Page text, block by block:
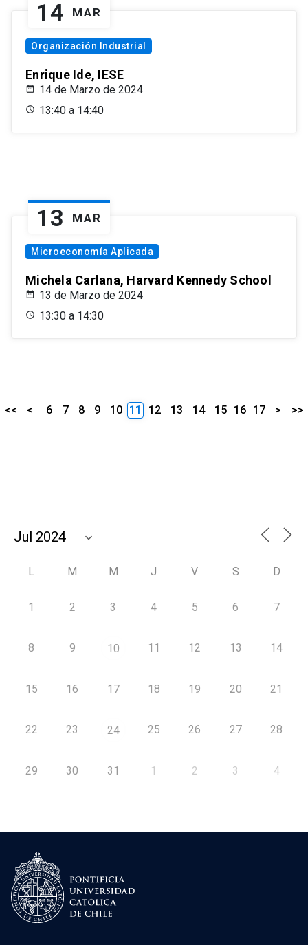
14 MAR
Organización Industrial
Enrique Ide, IESE
14 de Marzo de 2024
13:40 a 14:40
13 MAR
Microeconomía Aplicada
Michela Carlana, Harvard Kennedy School
13 de Marzo de 2024
13:30 a 14:30
<< < 6 7 8 9 10 11 12 13 14 15 16 17 > >>
L M M J V S D
1 2 3 4 5 6 7
8 9 10 11 12 13 14
15 16 17 18 19 20 21
22 23 24 25 26 27 28
29 30 31 1 2 3 4